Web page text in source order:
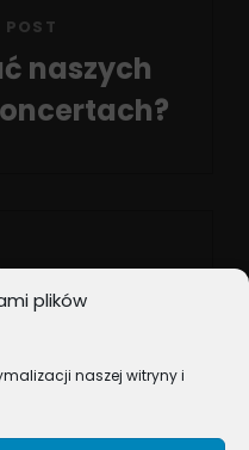
plików
naszej witryny i
POST
naszych